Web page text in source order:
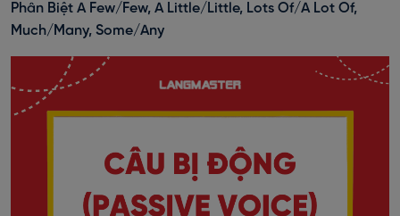
Phân Biệt A Few/Few, A Little/Little, Lots Of/A Lot Of,
Much/Many, Some/Any